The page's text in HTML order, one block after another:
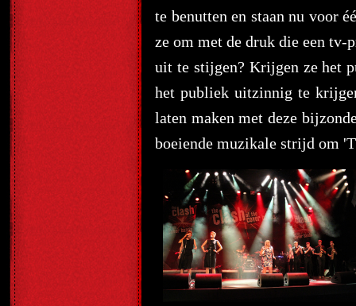
te benutten en staan nu voor
ze om met de druk die een
uit te stijgen? Krijgen ze het
het publiek uitzinnig te
laten maken met deze
boeiende muzikale strijd om